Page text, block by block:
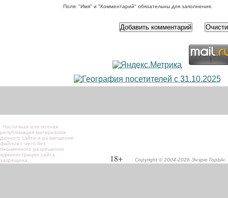
Поля: "Имя" и "Комментарий" обязательны для заполнения.
Частичная или полная
републикация материалов
данного сайта и размещение
файлов с него без
письменного разрешения
администрации сайта
запрещена.
18+ Copyright © 2004-2026 Энэрю ГорЫн